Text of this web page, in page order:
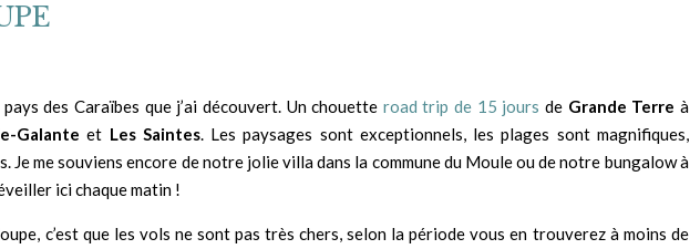
des Caraïbes que j’ai découvert. Un chouette road trip de 15 jours de Grande Terre à
Galante et Les Saintes. Les paysages sont exceptionnels, les plages sont magnifiques,
Je me souviens encore de notre jolie villa dans la commune du Moule ou de notre bungalow à
ici chaque matin !
c’est que les vols ne sont pas très chers, selon la période vous en trouverez à moins de